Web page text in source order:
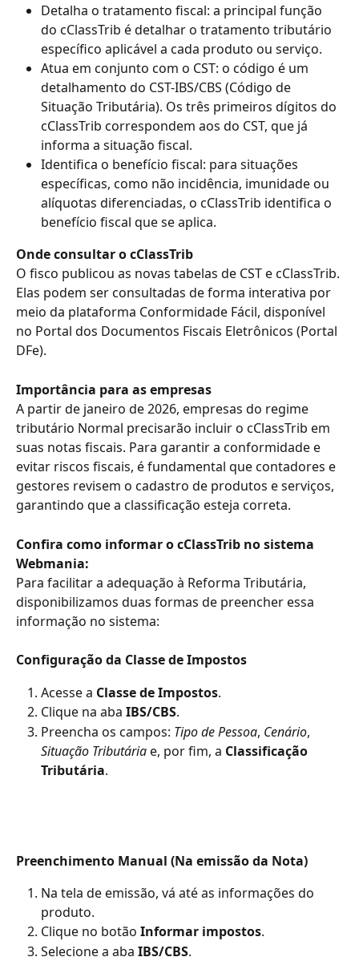
Detalha o tratamento fiscal: a principal função
do cClassTrib é detalhar o tratamento tributário
específico aplicável a cada produto ou serviço.
Atua em conjunto com o CST: o código é um
detalhamento do CST-IBS/CBS (Código de
Situação Tributária). Os três primeiros dígitos do
cClassTrib correspondem aos do CST, que já
informa a situação fiscal.
Identifica o benefício fiscal: para situações
específicas, como não incidência, imunidade ou
alíquotas diferenciadas, o cClassTrib identifica o
benefício fiscal que se aplica.
Onde consultar o cClassTrib
O fisco publicou as novas tabelas de CST e cClassTrib.
Elas podem ser consultadas de forma interativa por
meio da plataforma Conformidade Fácil, disponível
no Portal dos Documentos Fiscais Eletrônicos (Portal
DFe).
Importância para as empresas
A partir de janeiro de 2026, empresas do regime
tributário Normal precisarão incluir o cClassTrib em
suas notas fiscais. Para garantir a conformidade e
evitar riscos fiscais, é fundamental que contadores e
gestores revisem o cadastro de produtos e serviços,
garantindo que a classificação esteja correta.
Confira como informar o cClassTrib no sistema
Webmania:
Para facilitar a adequação à Reforma Tributária,
disponibilizamos duas formas de preencher essa
informação no sistema:
Configuração da Classe de Impostos
Acesse a Classe de Impostos.
Clique na aba IBS/CBS.
Preencha os campos: Tipo de Pessoa, Cenário,
Situação Tributária e, por fim, a Classificação
Tributária.
Preenchimento Manual (Na emissão da Nota)
Na tela de emissão, vá até as informações do
produto.
Clique no botão Informar impostos.
Selecione a aba IBS/CBS.